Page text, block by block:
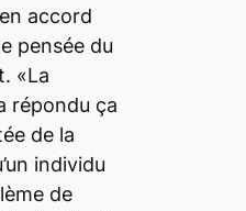
accord
pensée du
«La
répondu ça
de la
individu
de